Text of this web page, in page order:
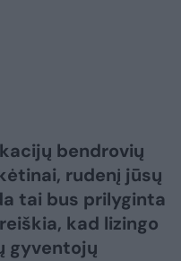
bendrovių
rudenį jūsų
tai bus prilyginta
kad lizingo
gyventojų